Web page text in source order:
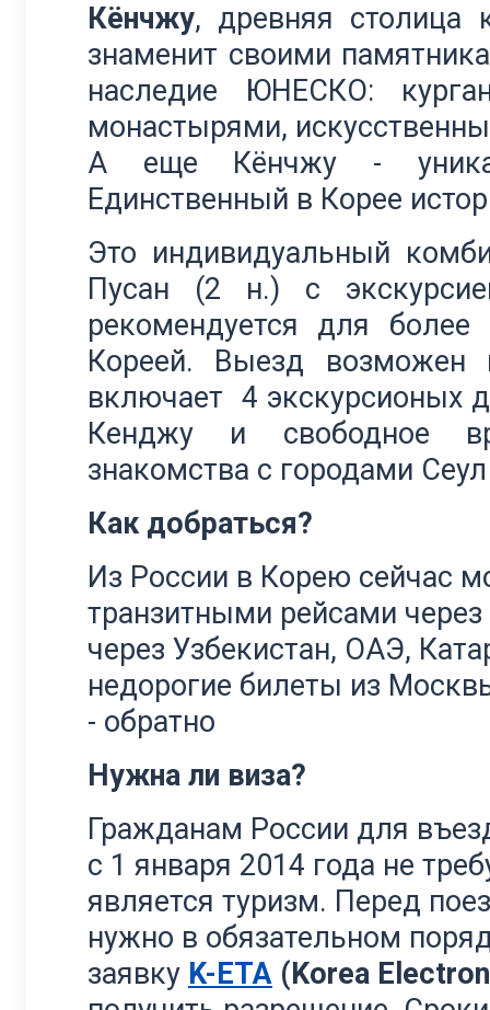
Кёнчжу, древняя столица
знаменит своими
наследие ЮНЕСКО:
монастырями,
А еще Кёнчжу -
Единственный в Корее
Это индивидуальный
Пусан (2 н.) c
рекомендуется для
Кореей. Выезд
включает 4 экскурсионых
Кенджу и свободное
знакомства с городами
Как добраться?
Из России в Корею сейчас
транзитными рейсами
через Узбекистан, ОАЭ,
недорогие билеты из
- обратно
Нужна ли виза?
Гражданам России для
с 1 января 2014 года не
является туризм. Перед
нужно в обязательном
заявку K-ETA (Korea